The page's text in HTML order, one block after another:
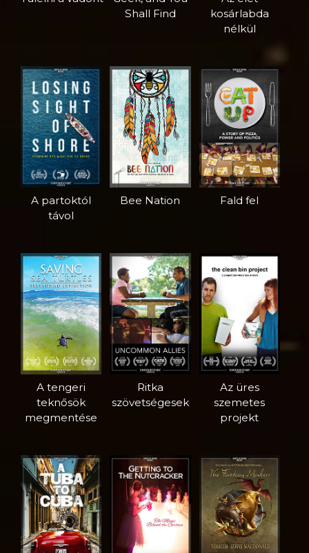
Shall Find
kosárlabda
nélkül
A partoktól
távol
Bee Nation Fald fel
A tengeri
teknősök
megmentése
Ritka
szövetségesek
Az üres
szemetes
projekt